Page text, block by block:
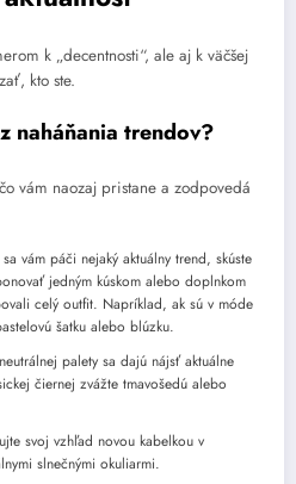
k „decentnosti“, ale aj k väčšej
kto ste.
naháňania trendov?
vám naozaj pristane a zodpovedá
vám páči nejaký aktuálny trend, skúste
jedným kúskom alebo doplnkom
celý outfit. Napríklad, ak sú v móde
šatku alebo blúzku.
palety sa dajú nájsť aktuálne
čiernej zvážte tmavošedú alebo
svoj vzhľad novou kabelkou v
slnečnými okuliarmi.